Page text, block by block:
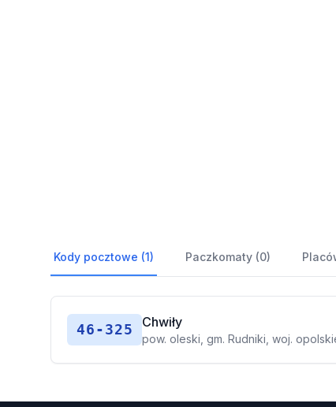
Kody pocztowe (1) Paczkomaty (0)
46-325 Chwiły
pow. oleski, gm. Rudniki, woj.